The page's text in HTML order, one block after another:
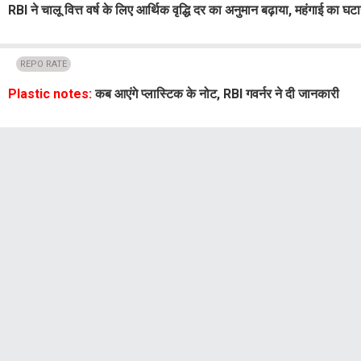
RBI ने चालू वित्त वर्ष के लिए आर्थिक वृद्धि दर का अनुमान बढ़ाया, महंगाई का
REPO RATE
Plastic notes:कब आएंगे प्लास्टिक के नोट, RBI गवर्नर ने दी जानकारी